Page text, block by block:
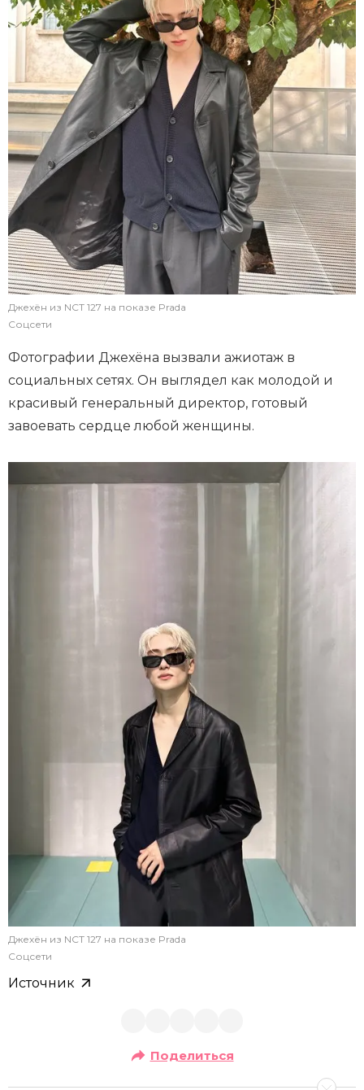
Джехён из NCT 127 на показе Prada
Соцсети
Фотографии Джехёна вызвали ажиотаж в
социальных сетях. Он выглядел как молодой и
красивый генеральный директор, готовый
завоевать сердце любой женщины.
Джехён из NCT 127 на показе Prada
Соцсети
Источник
Поделиться